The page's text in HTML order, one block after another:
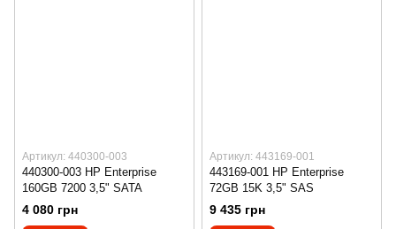
Артикул: 440300-003
440300-003 HP Enterprise
160GB 7200 3,5" SATA
4 080 грн
Артикул: 443169-001
443169-001 HP Enterprise
72GB 15K 3,5" SAS
9 435 грн